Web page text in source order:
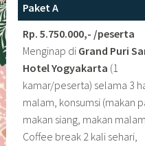
Paket A
Rp. 5.750.000,- /peserta
Menginap di Grand Puri
Hotel Yogyakarta (1
kamar/peserta) selama 3
malam, konsumsi (makan
makan siang, makan
Coffee break 2 kali sehari,